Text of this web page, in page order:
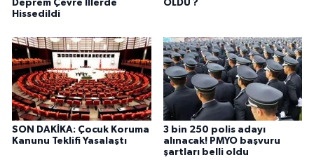
Deprem Çevre İllerde
Hissedildi
OLDU ?
SON DAKİKA: Çocuk Koruma
Kanunu Teklifi Yasalaştı
3 bin 250 polis adayı
alınacak! PMYO başvuru
şartları belli oldu